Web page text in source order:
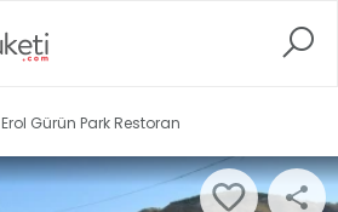
Erol Gürün Park Restoran